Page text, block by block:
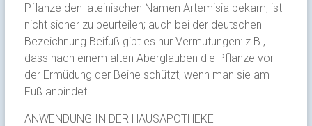
Pflanze den lateinischen Namen Artemisia bekam, ist
nicht sicher zu beurteilen; auch bei der deutschen
Bezeichnung Beifuß gibt es nur Vermutungen: z.B.,
dass nach einem alten Aberglauben die Pflanze vor
der Ermüdung der Beine schützt, wenn man sie am
Fuß anbindet.
ANWENDUNG IN DER HAUSAPOTHEKE